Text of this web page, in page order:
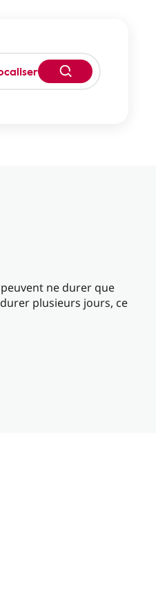
ne durer que
plusieurs jours, ce